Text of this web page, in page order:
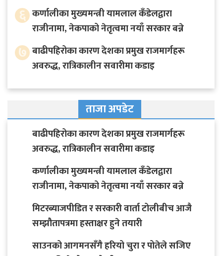
६ कर्णालीका मुख्यमन्त्री यामलाल कँडेलद्वारा
राजीनामा, नेकपाको नेतृत्वमा नयाँ सरकार बन्ने
७ बाढीपहिरोका कारण देशका प्रमुख राजमार्गहरू
अवरुद्ध, रात्रिकालीन सवारीमा कडाइ
ताजा अपडेट
बाढीपहिरोका कारण देशका प्रमुख राजमार्गहरू
अवरुद्ध, रात्रिकालीन सवारीमा कडाइ
कर्णालीका मुख्यमन्त्री यामलाल कँडेलद्वारा
राजीनामा, नेकपाको नेतृत्वमा नयाँ सरकार बन्ने
मिटरब्याजपीडित र सरकारी वार्ता टोलीबीच आजै
सम्झौतापत्रमा हस्ताक्षर हुने तयारी
साउनको आगमनसँगै हरियो चुरा र पोतेले सजिए